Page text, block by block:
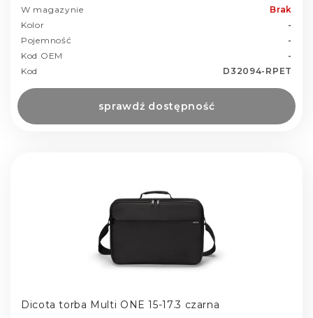
W magazynie
Brak
Kolor
-
Pojemność
-
Kod OEM
-
Kod
D32094-RPET
sprawdź dostępność
Dicota torba Multi ONE 15-17.3 czarna